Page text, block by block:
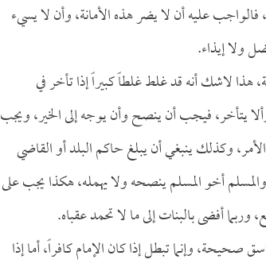
عليه أن لا يضر هذه الأمانة، وأن لا يسيء
ولا إيذاء.
لاشك أنه قد غلط غلطاً كبيراً إذا تأخر في
يتأخر، فيجب أن ينصح وأن يوجه إلى الخير، ويجب
وكذلك ينبغي أن يبلغ حاكم البلد أو القاضي
أخو المسلم ينصحه ولا يهمله، هكذا يجب على
أفضى بالبنات إلى ما لا تحمد عقباه.
وإنما تبطل إذا كان الإمام كافراً، أما إذا